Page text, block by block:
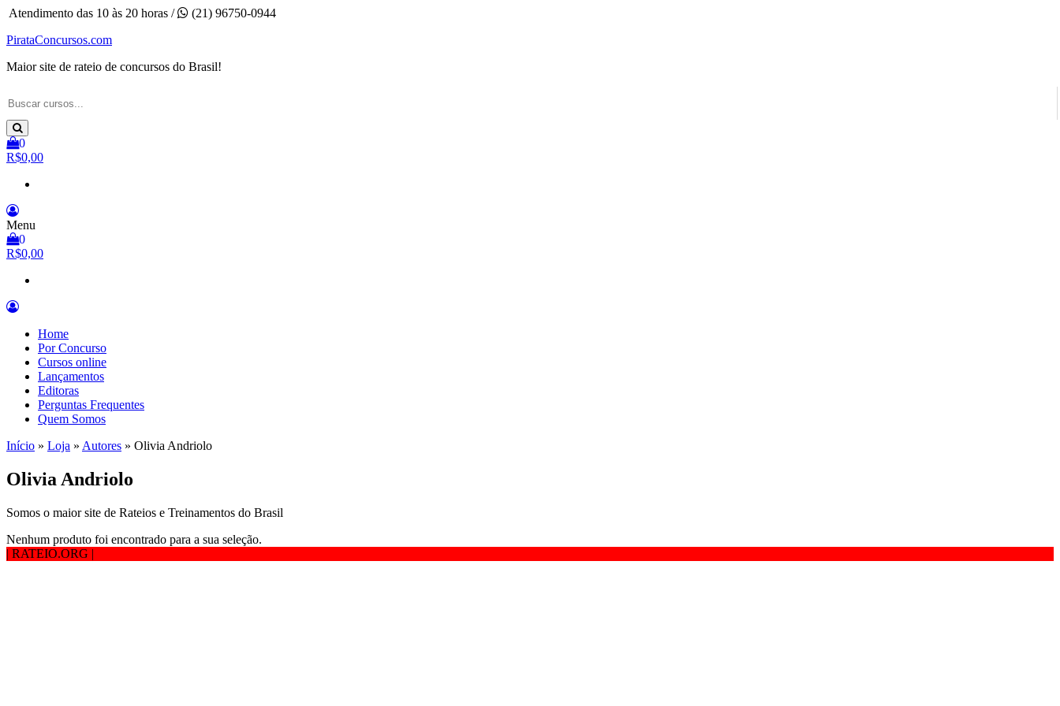
Pular
o
Atendimento das 10 às 20 horas /
(21) 96750-0944
PirataConcursos.com
Maior site de rateio de concursos do Brasil!
0
R$0,00
Menu
0
R$0,00
Home
Por Concurso
Cursos online
Lançamentos
Editoras
Perguntas Frequentes
Quem Somos
Início » Loja » Autores » Olivia Andriolo
Olivia Andriolo
Somos o maior site de Rateios e Treinamentos do Brasil
Nenhum produto foi encontrado para a sua seleção.
| RATEIO.ORG |